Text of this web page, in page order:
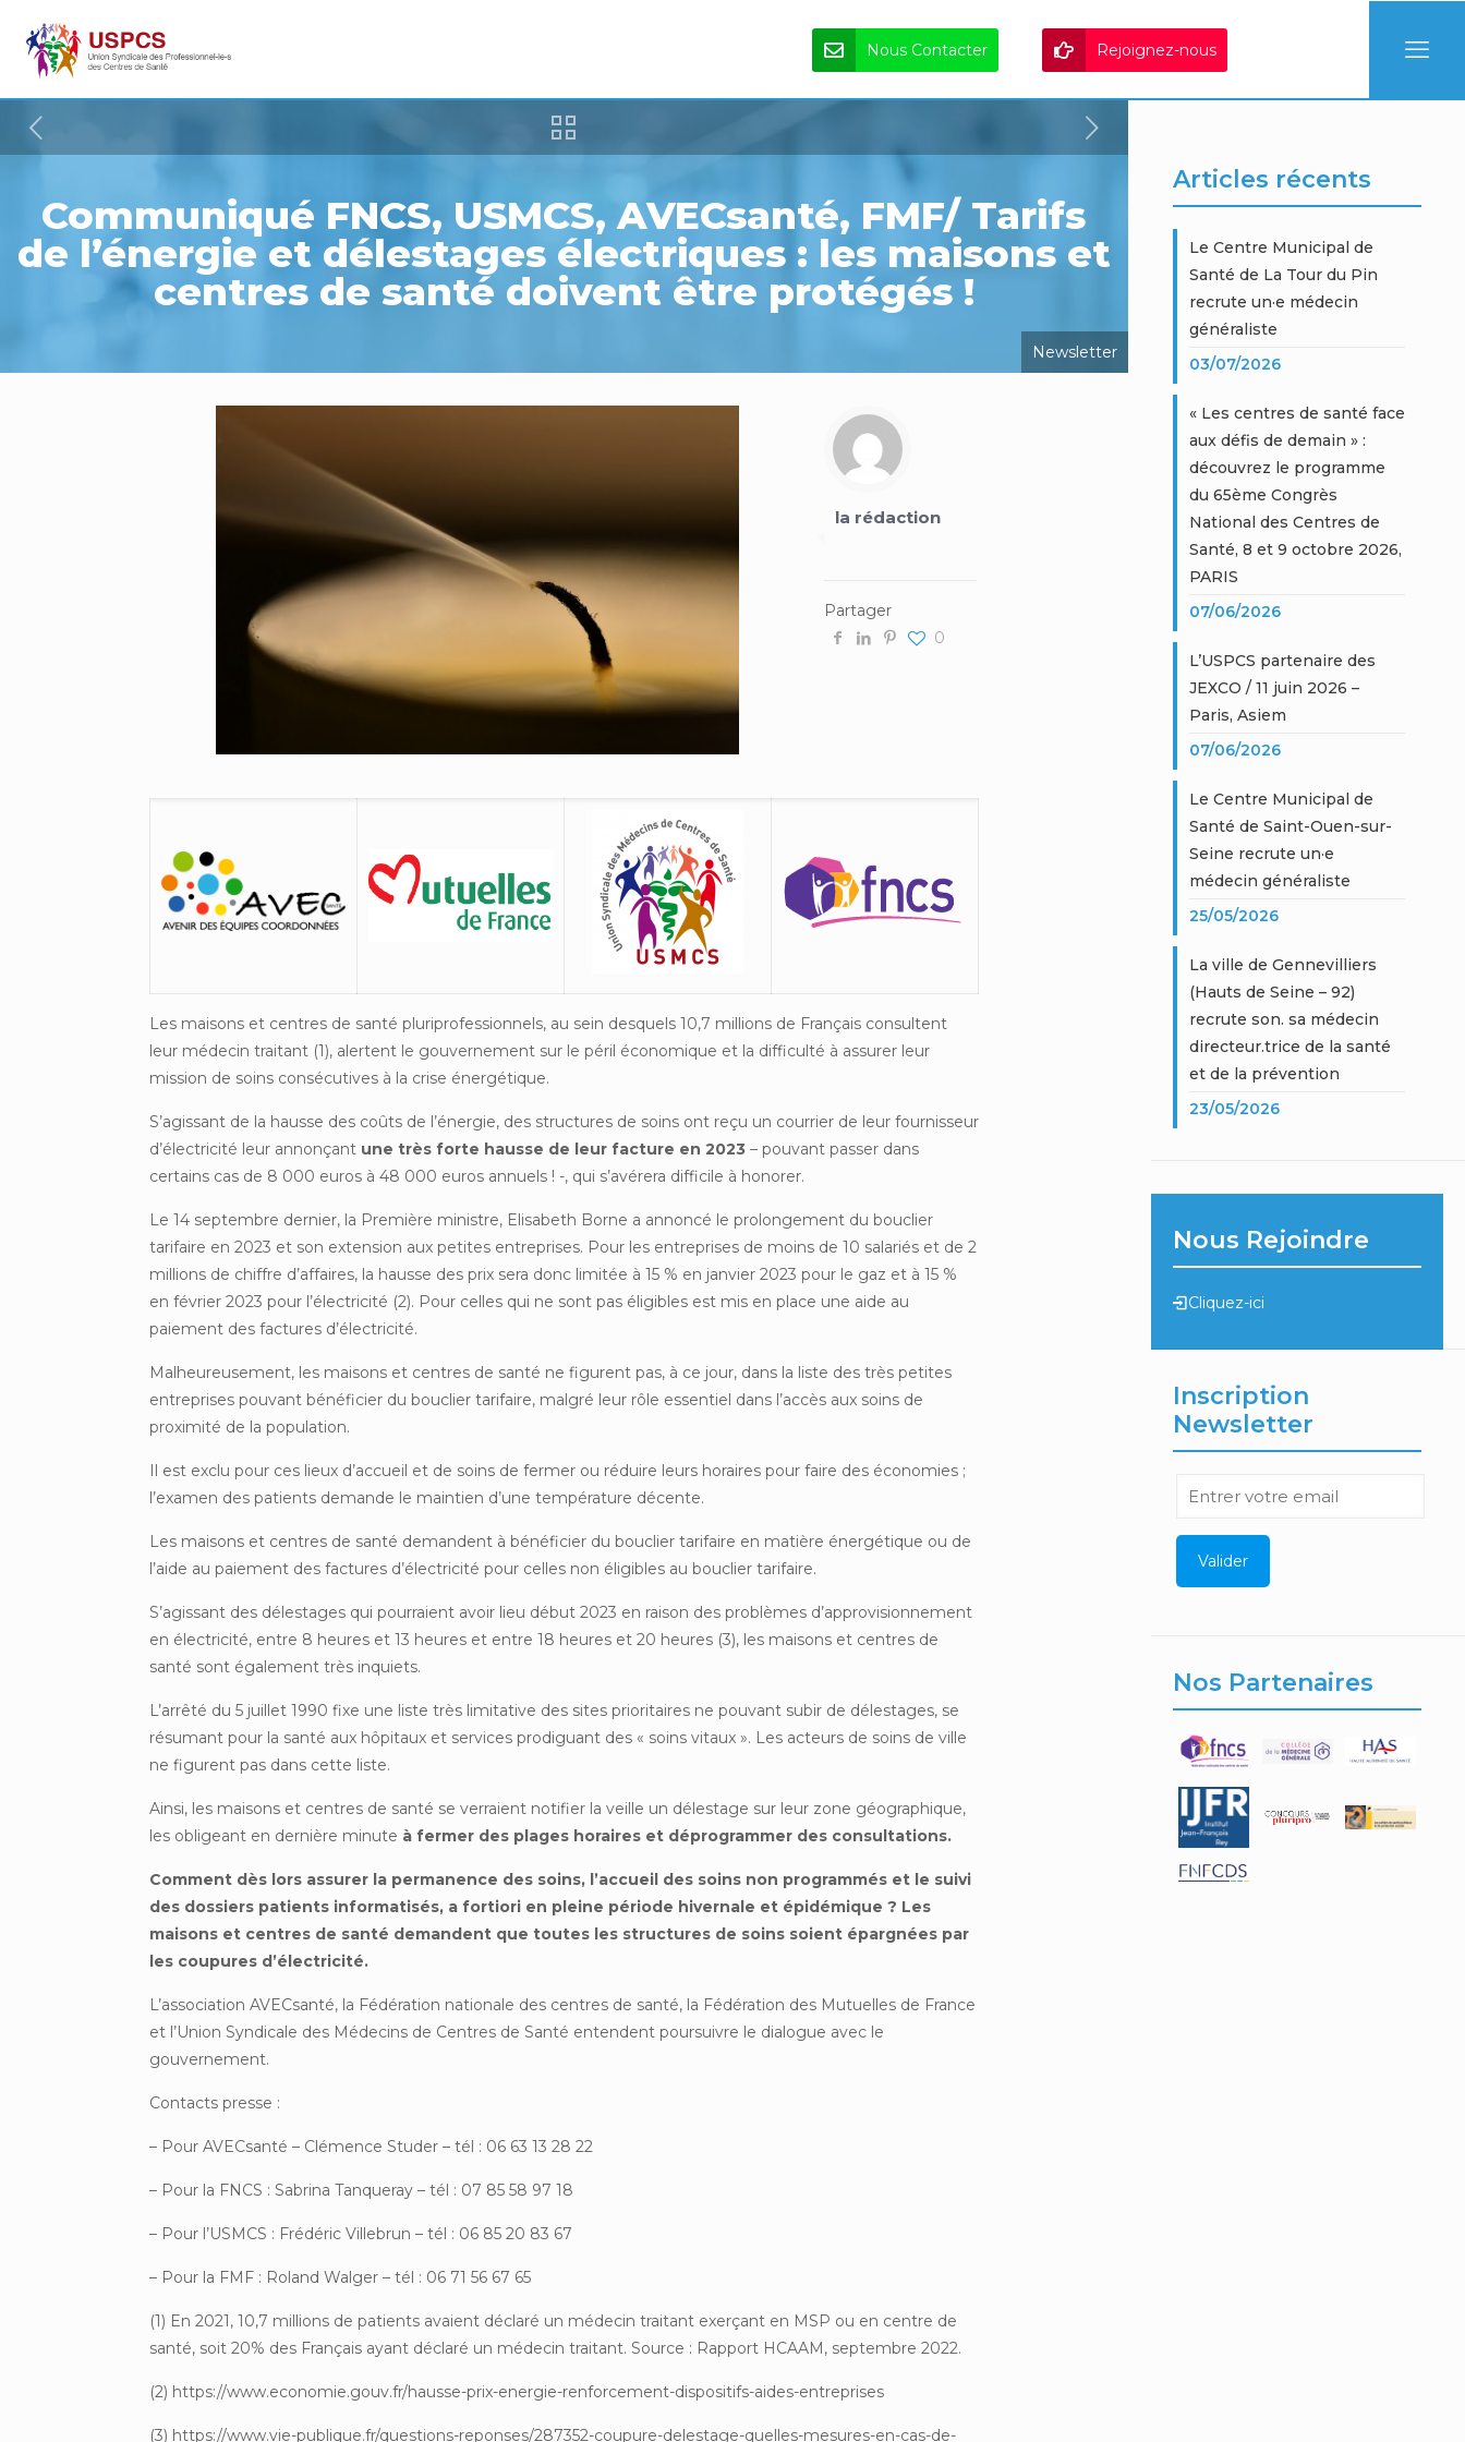
Nous Contacter Rejoignez-nous
Communiqué FNCS, USMCS, AVECsanté, FMF/ Tarifs
de l’énergie et délestages électriques : les maisons et
centres de santé doivent être protégés !
Newsletter
Partager
0
la rédaction
Les maisons et centres de santé pluriprofessionnels, au sein desquels 10,7 millions de Français consultent
leur médecin traitant (1), alertent le gouvernement sur le péril économique et la difficulté à assurer leur
mission de soins consécutives à la crise énergétique.
S’agissant de la hausse des coûts de l’énergie, des structures de soins ont reçu un courrier de leur fournisseur
d’électricité leur annonçant une très forte hausse de leur facture en 2023 – pouvant passer dans
certains cas de 8 000 euros à 48 000 euros annuels ! -, qui s’avérera difficile à honorer.
Le 14 septembre dernier, la Première ministre, Elisabeth Borne a annoncé le prolongement du bouclier
tarifaire en 2023 et son extension aux petites entreprises. Pour les entreprises de moins de 10 salariés et de 2
millions de chiffre d’affaires, la hausse des prix sera donc limitée à 15 % en janvier 2023 pour le gaz et à 15 %
en février 2023 pour l’électricité (2). Pour celles qui ne sont pas éligibles est mis en place une aide au
paiement des factures d’électricité.
Malheureusement, les maisons et centres de santé ne figurent pas, à ce jour, dans la liste des très petites
entreprises pouvant bénéficier du bouclier tarifaire, malgré leur rôle essentiel dans l’accès aux soins de
proximité de la population.
Il est exclu pour ces lieux d’accueil et de soins de fermer ou réduire leurs horaires pour faire des économies ;
l’examen des patients demande le maintien d’une température décente.
Les maisons et centres de santé demandent à bénéficier du bouclier tarifaire en matière énergétique ou de
l’aide au paiement des factures d’électricité pour celles non éligibles au bouclier tarifaire.
S’agissant des délestages qui pourraient avoir lieu début 2023 en raison des problèmes d’approvisionnement
en électricité, entre 8 heures et 13 heures et entre 18 heures et 20 heures (3), les maisons et centres de
santé sont également très inquiets.
L’arrêté du 5 juillet 1990 fixe une liste très limitative des sites prioritaires ne pouvant subir de délestages, se
résumant pour la santé aux hôpitaux et services prodiguant des « soins vitaux ». Les acteurs de soins de ville
ne figurent pas dans cette liste.
Ainsi, les maisons et centres de santé se verraient notifier la veille un délestage sur leur zone géographique,
les obligeant en dernière minute à fermer des plages horaires et déprogrammer des consultations.
Comment dès lors assurer la permanence des soins, l’accueil des soins non programmés et le suivi
des dossiers patients informatisés, a fortiori en pleine période hivernale et épidémique ? Les
maisons et centres de santé demandent que toutes les structures de soins soient épargnées par
les coupures d’électricité.
L’association AVECsanté, la Fédération nationale des centres de santé, la Fédération des Mutuelles de France
et l’Union Syndicale des Médecins de Centres de Santé entendent poursuivre le dialogue avec le
gouvernement.
Contacts presse :
– Pour AVECsanté – Clémence Studer – tél : 06 63 13 28 22
– Pour la FNCS : Sabrina Tanqueray – tél : 07 85 58 97 18
– Pour l’USMCS : Frédéric Villebrun – tél : 06 85 20 83 67
– Pour la FMF : Roland Walger – tél : 06 71 56 67 65
(1) En 2021, 10,7 millions de patients avaient déclaré un médecin traitant exerçant en MSP ou en centre de
santé, soit 20% des Français ayant déclaré un médecin traitant. Source : Rapport HCAAM, septembre 2022.
(2) https://www.economie.gouv.fr/hausse-prix-energie-renforcement-dispositifs-aides-entreprises
(3) https://www.vie-publique.fr/questions-reponses/287352-coupure-delestage-quelles-mesures-en-cas-de-
Articles récents
Le Centre Municipal de
Santé de La Tour du Pin
recrute un·e médecin
généraliste
03/07/2026
« Les centres de santé face
aux défis de demain » :
découvrez le programme
du 65ème Congrès
National des Centres de
Santé, 8 et 9 octobre 2026,
PARIS
07/06/2026
L’USPCS partenaire des
JEXCO / 11 juin 2026 –
Paris, Asiem
07/06/2026
Le Centre Municipal de
Santé de Saint-Ouen-sur-
Seine recrute un·e
médecin généraliste
25/05/2026
La ville de Gennevilliers
(Hauts de Seine – 92)
recrute son. sa médecin
directeur.trice de la santé
et de la prévention
23/05/2026
Nous Rejoindre
Cliquez-ici
Inscription
Newsletter
Nos Partenaires